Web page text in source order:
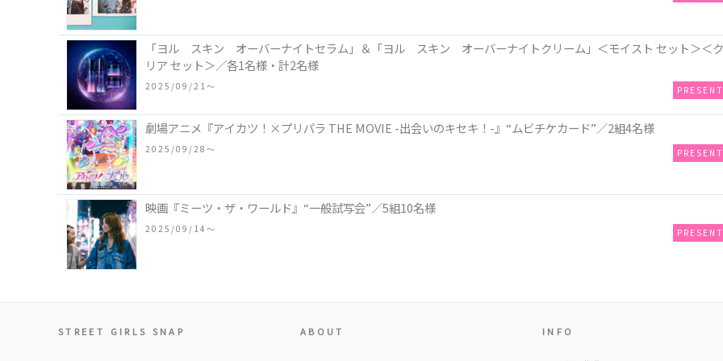
「ヨル スキン オーバーナイトセラム」＆「ヨル スキン オーバーナイトクリーム」＜モイスト セット＞＜ク
リア セット＞／各1名様・計2名様
2025/09/21〜 PRESENT
劇場アニメ『アイカツ！×プリパラ THE MOVIE -出会いのキセキ！-』“ムビチケカード”／2組4名様
2025/09/28〜 PRESENT
映画『ミーツ・ザ・ワールド』“一般試写会”／5組10名様
2025/09/14〜 PRESENT
STREET GIRLS SNAP ABOUT INFO